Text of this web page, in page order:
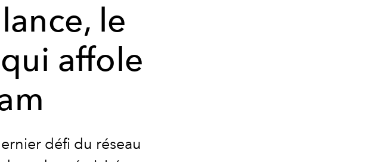
le
affole
défi du réseau